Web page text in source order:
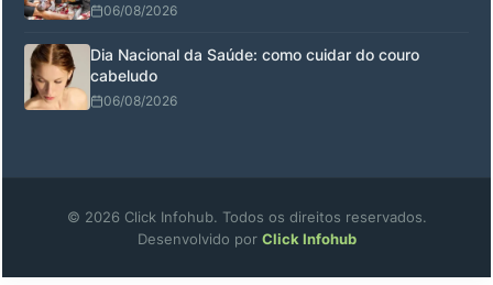
06/08/2026
Dia Nacional da Saúde: como cuidar do couro
cabeludo
06/08/2026
© 2026 Click Infohub. Todos os direitos reservados.
Desenvolvido por Click Infohub